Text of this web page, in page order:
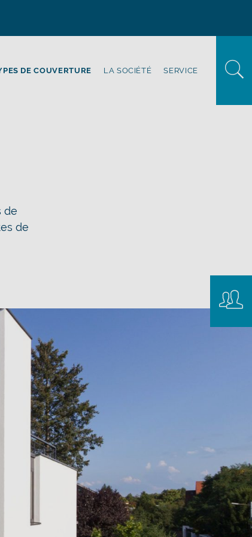
DE COUVERTURE LA SOCIÉTÉ SERVICE
de
de